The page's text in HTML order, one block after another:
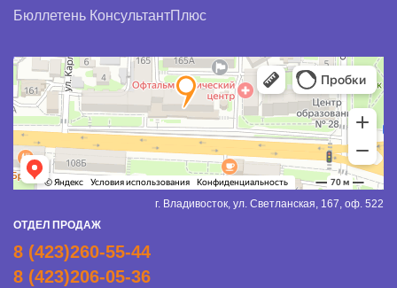
Бюллетень КонсультантПлюс
г. Владивосток, ул. Светланская, 167, оф. 522
ОТДЕЛ ПРОДАЖ
8 (423)260-55-44
8 (423)206-05-36